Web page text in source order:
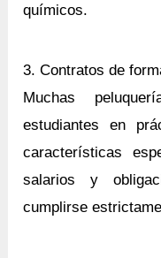
químicos.
3. Contratos de
Muchas
estudiantes en
características
salarios y
cumplirse